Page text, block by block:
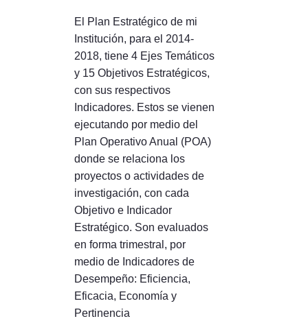
El Plan Estratégico de mi
Institución, para el 2014-
2018, tiene 4 Ejes Temáticos
y 15 Objetivos Estratégicos,
con sus respectivos
Indicadores. Estos se vienen
ejecutando por medio del
Plan Operativo Anual (POA)
donde se relaciona los
proyectos o actividades de
investigación, con cada
Objetivo e Indicador
Estratégico. Son evaluados
en forma trimestral, por
medio de Indicadores de
Desempeño: Eficiencia,
Eficacia, Economía y
Pertinencia